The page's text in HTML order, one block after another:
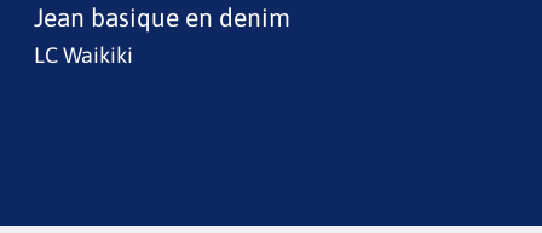
Jean basique en denim
LC Waikiki